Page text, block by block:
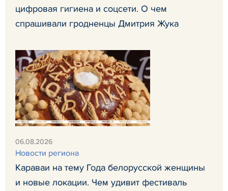
цифровая гигиена и соцсети. О чем
спрашивали гродненцы Дмитрия Жука
06.08.2026
Новости региона
Караваи на тему Года белорусской женщины
и новые локации. Чем удивит фестиваль